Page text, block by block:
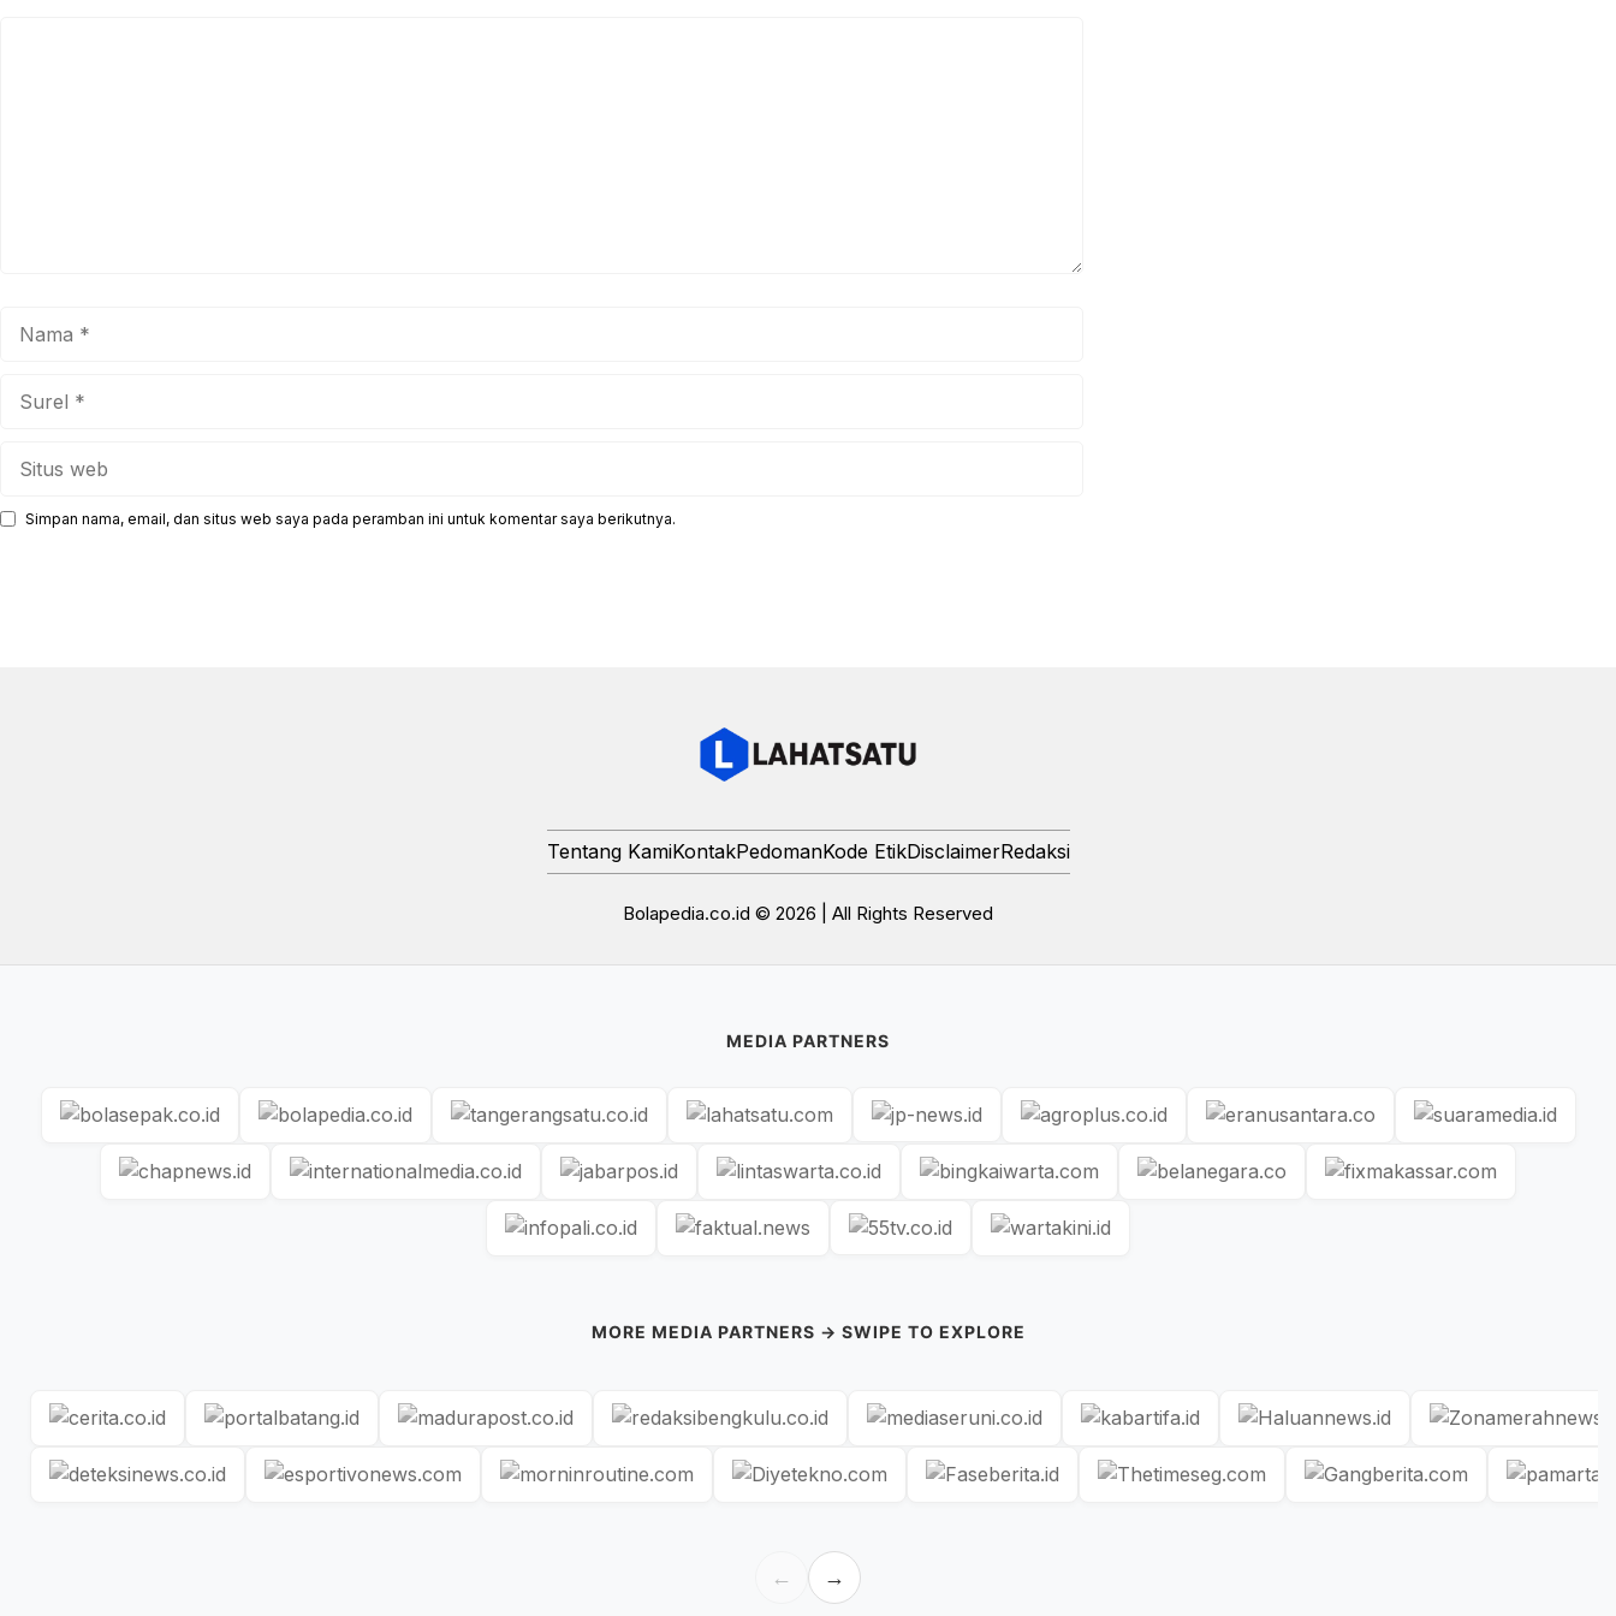
Simpan nama, email, dan situs web saya pada peramban ini untuk komentar saya berikutnya.
Tentang KamiKontakPedomanKode EtikDisclaimerRedaksi
Bolapedia.co.id © 2026 | All Rights Reserved
MEDIA PARTNERS
MORE MEDIA PARTNERS → SWIPE TO EXPLORE
← →